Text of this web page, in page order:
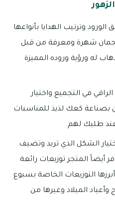
وترتيب الهدايا بأنواعها
شهرة ومعرفة من قبل
له ورؤية وروده المميزة
في التجميع واختيار
بصناعة كعك لذيذ للمناسبات
طلبك لهم.
الشكل الذي تريد وتضيف
أيضاً المتجر توزيعات رائعة
التوزيعات الخاصة بسبوع
وأعياد الميلاد وغيرها من